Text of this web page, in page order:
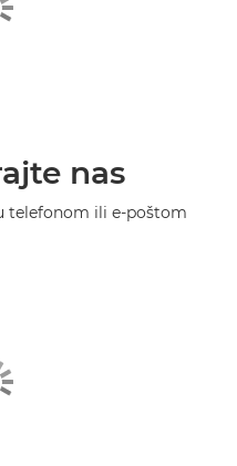
nas
telefonom ili e-poštom